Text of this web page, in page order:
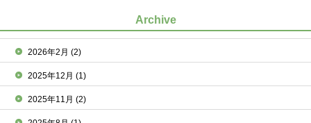
Archive
2026年2月(2)
2025年12月(1)
2025年11月(2)